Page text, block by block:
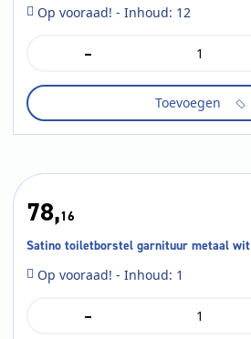
Op vooraad! - Inhoud: 12
-
vulling
aantal
Toevoegen
78,16
Satino toiletborstel garnituur metaal wit
Op vooraad! - Inhoud: 1
-